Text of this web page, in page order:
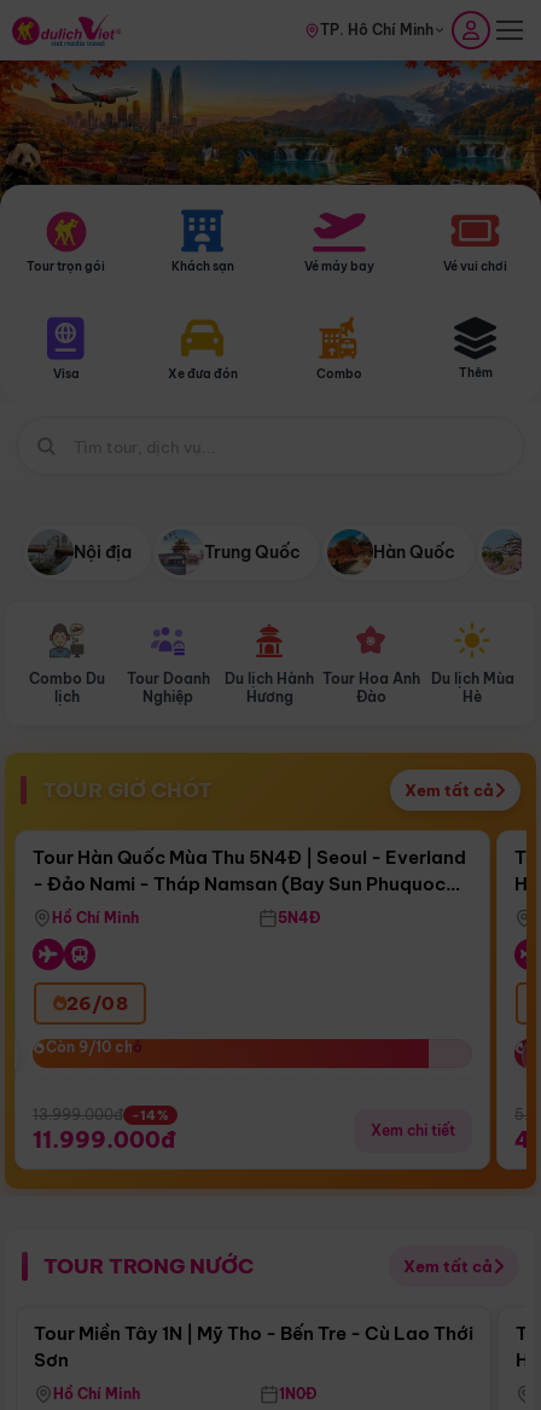
TP. Hồ Chí Minh
Tour trọn gói Khách sạn Vé máy bay Vé vui chơi
Visa Xe đưa đón Combo Thêm
Nội địa Trung Quốc Hàn Quốc
Combo Du
lịch
Tour Doanh
Nghiệp
Du lịch Hành
Hương
Tour Hoa Anh
Đào
Du lịch Mùa
Hè
TOUR GIỜ CHÓT Xem tất cả
Còn17 ngày 14:27:26
Bay Sun Phuquoc Airways
Điểm nổi bật
Tour Hàn Quốc Mùa Thu 5N4Đ | Seoul - Everland
- Đảo Nami - Tháp Namsan (Bay Sun Phuquoc
Airways)
Hồ Chí Minh 5N4Đ
26/08
Còn 9/10 chỗ
Còn 9/10 chỗ
13.999.000đ -14%
11.999.000đ Xem chi tiết
TOUR TRONG NƯỚC Xem tất cả
Điểm nổi bật
Tour Miền Tây 1N | Mỹ Tho - Bến Tre - Cù Lao Thới
Sơn
Hồ Chí Minh 1N0Đ